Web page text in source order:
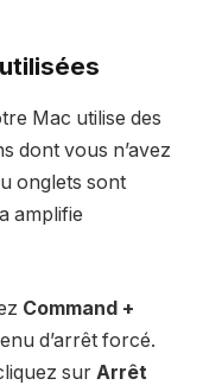
Mac utilise des
dont vous n’avez
onglets sont
amplifie
Command +
d’arrêt forcé.
sur Arrêt